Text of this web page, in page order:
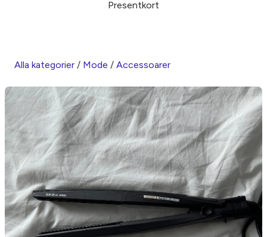
Presentkort
Alla kategorier / Mode / Accessoarer